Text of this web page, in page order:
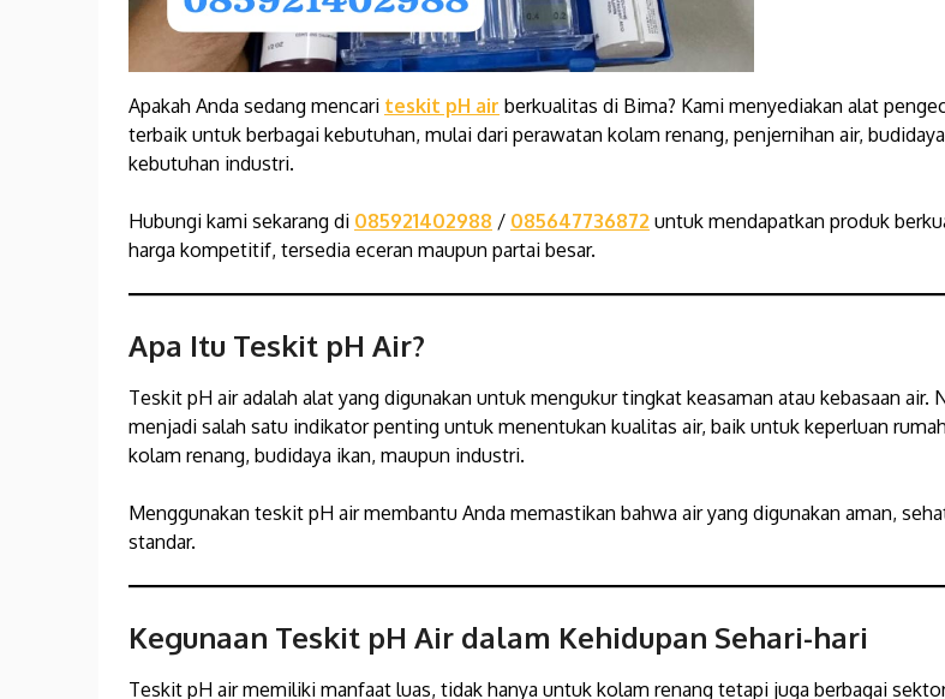
Apakah Anda sedang mencari teskit pH air berkualitas di Bima? Kami menyediakan alat
terbaik untuk berbagai kebutuhan, mulai dari perawatan kolam renang, penjernihan air,
kebutuhan industri.
Hubungi kami sekarang di 085921402988 / 085647736872 untuk mendapatkan produk
harga kompetitif, tersedia eceran maupun partai besar.
Apa Itu Teskit pH Air?
Teskit pH air adalah alat yang digunakan untuk mengukur tingkat keasaman atau kebasaan air.
menjadi salah satu indikator penting untuk menentukan kualitas air, baik untuk keperluan
kolam renang, budidaya ikan, maupun industri.
Menggunakan teskit pH air membantu Anda memastikan bahwa air yang digunakan aman,
standar.
Kegunaan Teskit pH Air dalam Kehidupan Sehari-hari
Teskit pH air memiliki manfaat luas, tidak hanya untuk kolam renang tetapi juga berbagai